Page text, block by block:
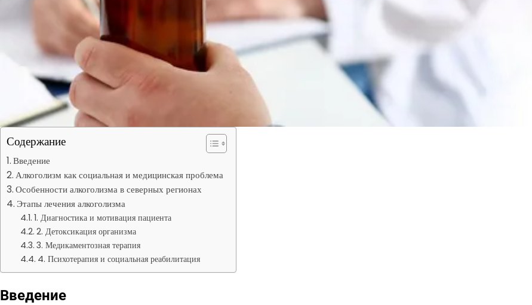
Содержание
Введение
Алкоголизм как социальная и медицинская проблема
Особенности алкоголизма в северных регионах
Этапы лечения алкоголизма
1. Диагностика и мотивация пациента
2. Детоксикация организма
3. Медикаментозная терапия
4. Психотерапия и социальная реабилитация
Введение